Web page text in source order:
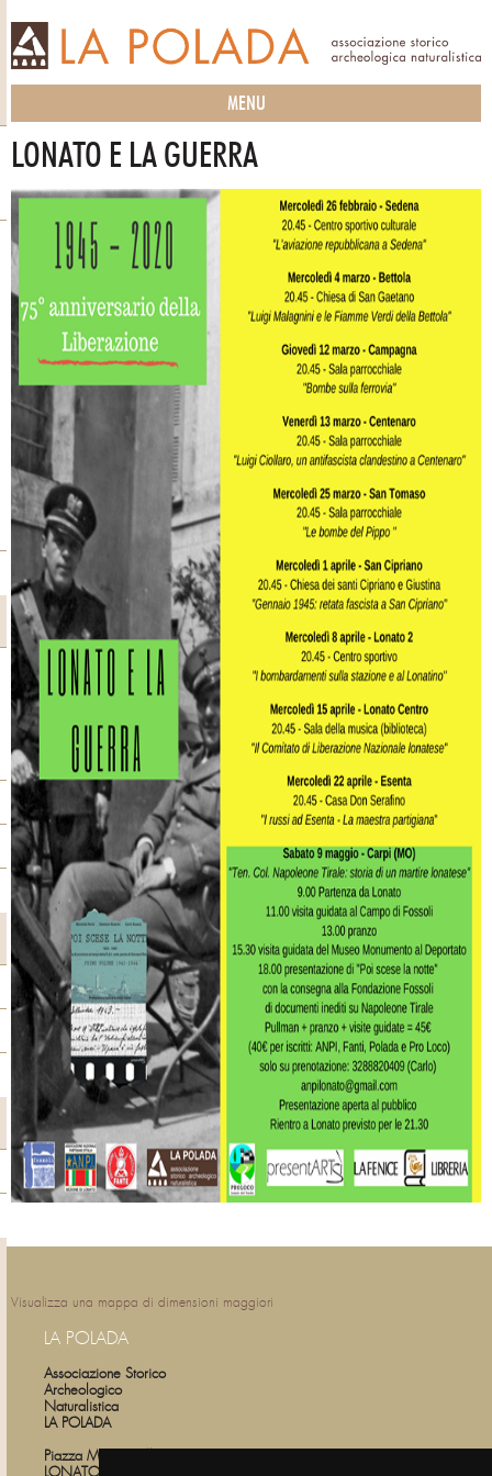
MENU
LONATO E LA GUERRA
Visualizza una mappa di dimensioni maggiori
LA POLADA
Associazione Storico
Archeologico
Naturalistica
LA POLADA
Piazza Martiri della Liberta 12
LONATO DEL GARDA (Brescia)